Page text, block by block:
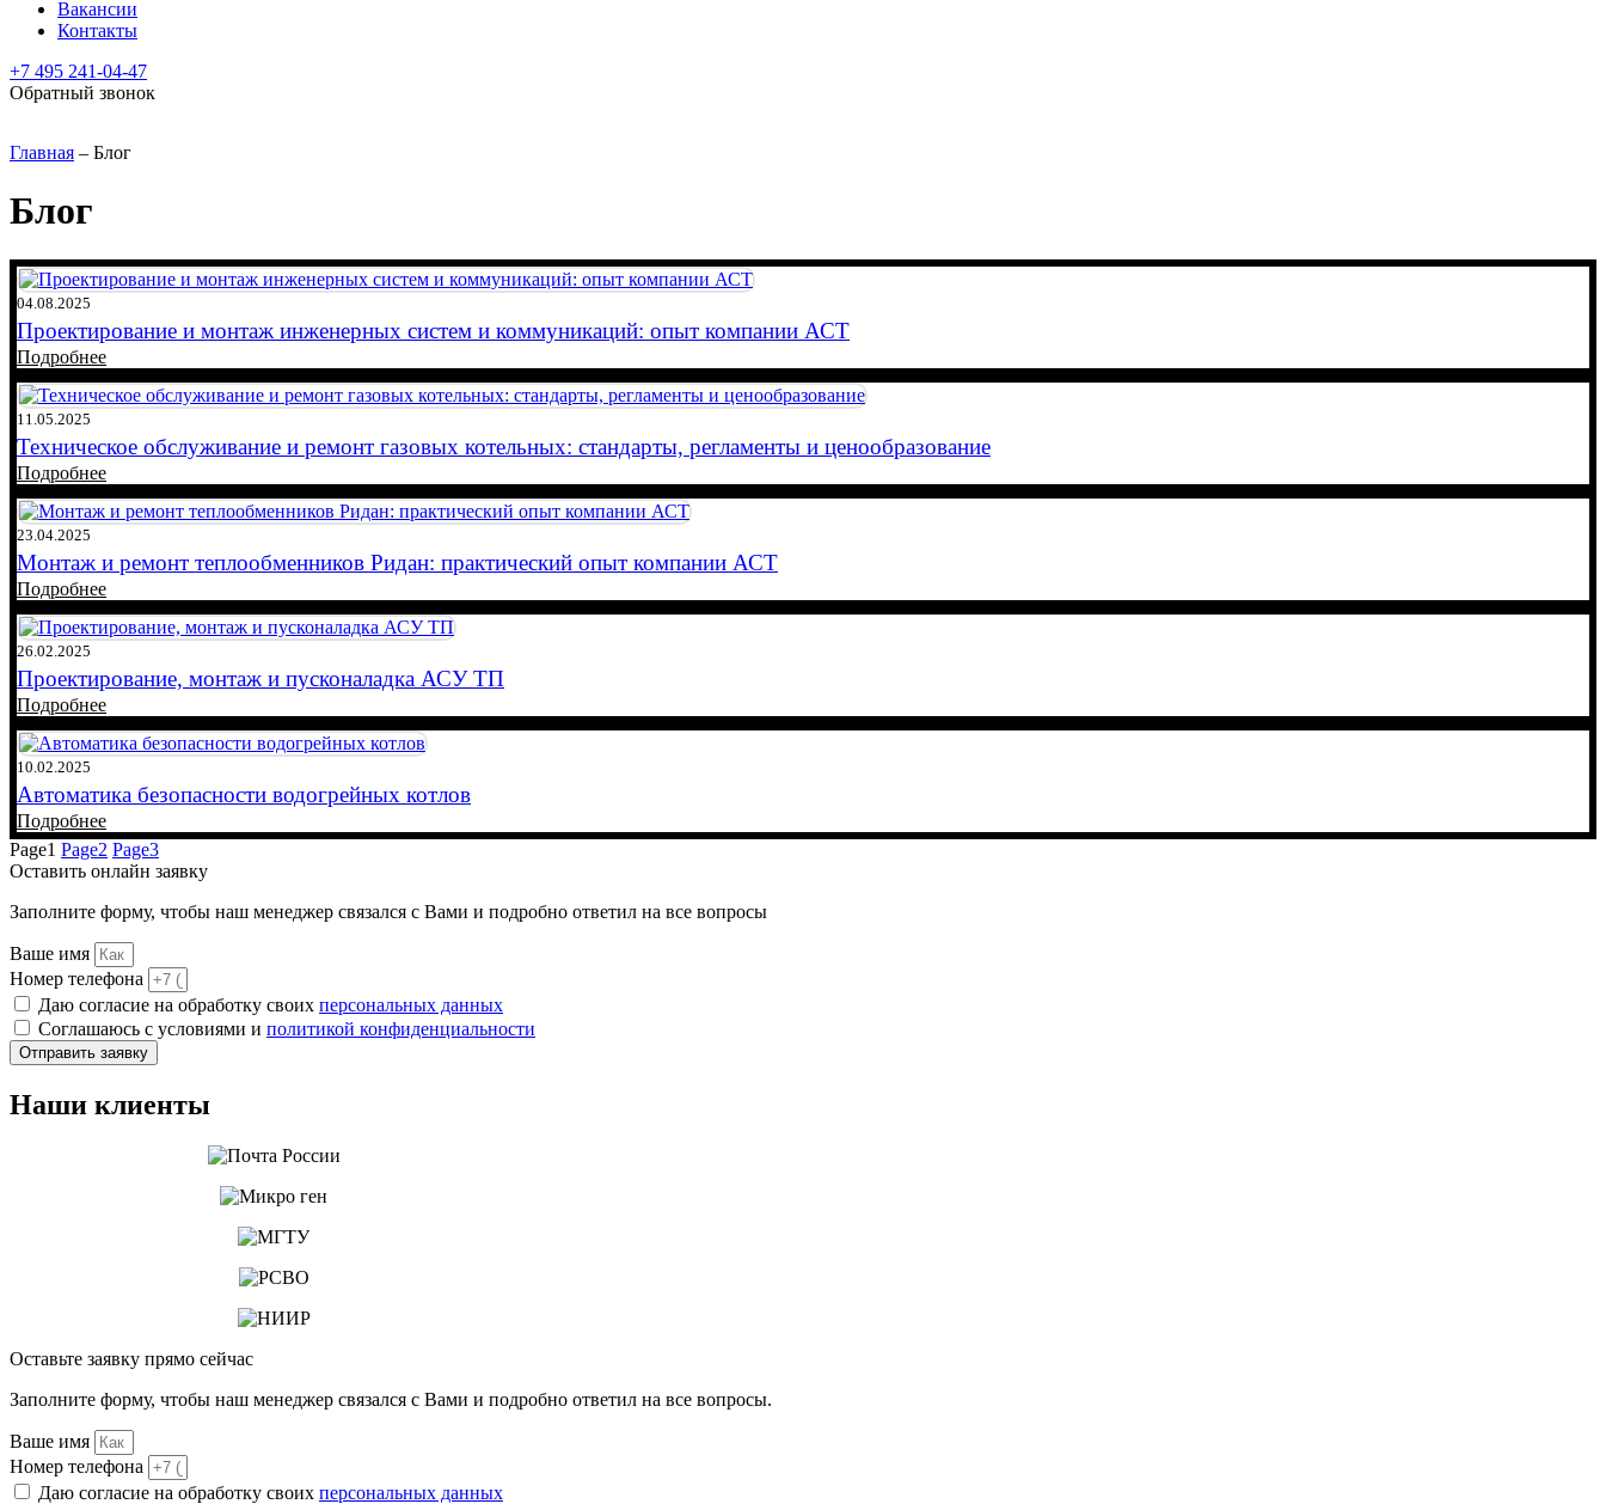
Вакансии
Контакты
+7 495 241-04-47
Обратный звонок
Главная – Блог
Блог
04.08.2025
Проектирование и монтаж инженерных систем и коммуникаций: опыт компании АСТ
Подробнее
11.05.2025
Техническое обслуживание и ремонт газовых котельных: стандарты, регламенты и ценообразование
Подробнее
23.04.2025
Монтаж и ремонт теплообменников Ридан: практический опыт компании АСТ
Подробнее
26.02.2025
Проектирование, монтаж и пусконаладка АСУ ТП
Подробнее
10.02.2025
Автоматика безопасности водогрейных котлов
Подробнее
Page1 Page2 Page3
Оставить онлайн заявку
Заполните форму, чтобы наш менеджер связался с Вами и подробно ответил на все вопросы
Ваше имя
Номер телефона
Даю согласие на обработку своих персональных данных
Соглашаюсь с условиями и политикой конфиденциальности
Отправить заявку
Наши клиенты
Оставьте заявку прямо сейчас
Заполните форму, чтобы наш менеджер связался с Вами и подробно ответил на все вопросы.
Ваше имя
Номер телефона
Даю согласие на обработку своих персональных данных